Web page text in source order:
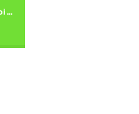
Natsuiro no Kumo ga Koi to Arashi wo Makiokosu (2026) - 01 Subtitle Indonesia